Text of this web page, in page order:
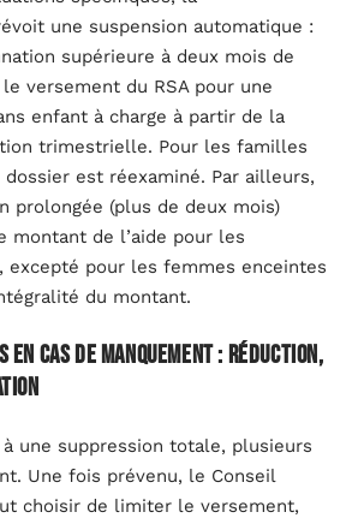
une suspension automatique :
supérieure à deux mois de
versement du RSA pour une
enfant à charge à partir de la
trimestrielle. Pour les familles
est réexaminé. Par ailleurs,
prolongée (plus de deux mois)
montant de l’aide pour les
excepté pour les femmes enceintes
du montant.
cas de manquement : réduction,
à une suppression totale, plusieurs
Une fois prévenu, le Conseil
choisir de limiter le versement,